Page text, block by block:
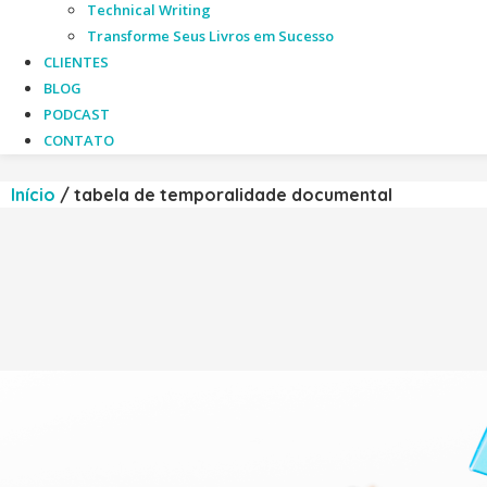
Technical Writing
Transforme Seus Livros em Sucesso
CLIENTES
BLOG
PODCAST
CONTATO
Início / tabela de temporalidade documental